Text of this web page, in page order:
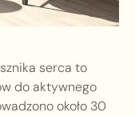
serca to
do aktywnego
około 30